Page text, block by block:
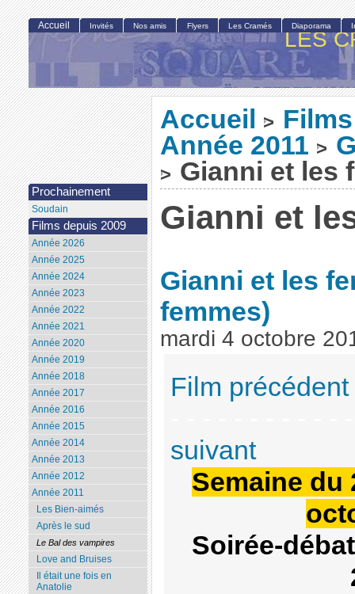
LES
Accueil >
Année 2011 >
> Gianni et les
Gianni et
Gianni et les
femmes)
mardi 4 octobre
Film précédent
suivant
Semaine du
Soirée-
Accueil Invités Nos amis Flyers Les Cramés Diaporama
Prochainement
Soudain
Films depuis 2009
Année 2026
Année 2025
Année 2024
Année 2023
Année 2022
Année 2021
Année 2020
Année 2019
Année 2018
Année 2017
Année 2016
Année 2015
Année 2014
Année 2013
Année 2012
Année 2011
Les Bien-aimés
Après le sud
Le Bal des vampires
Love and Bruises
Il était une fois en
Anatolie